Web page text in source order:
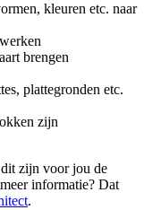
kleuren etc. naar
brengen
plattegronden etc.
zijn
zijn voor jou de
informatie? Dat
.